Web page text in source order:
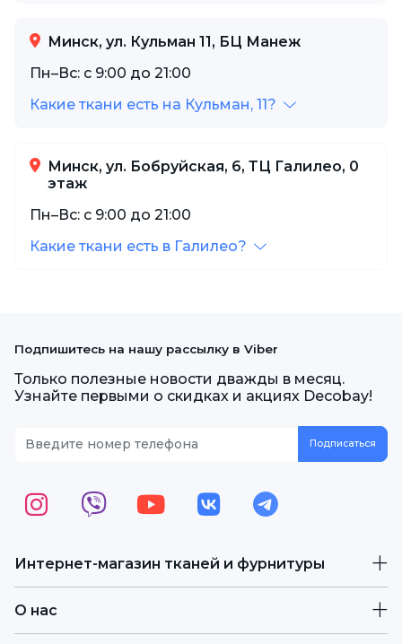
Минск, ул. Кульман 11, БЦ Манеж
Пн–Вс: с 9:00 до 21:00
Какие ткани есть на Кульман, 11?
Минск, ул. Бобруйская, 6, ТЦ Галилео, 0
этаж
Пн–Вс: с 9:00 до 21:00
Какие ткани есть в Галилео?
Интернет-магазин тканей и фурнитуры
О нас
Подпишитесь на нашу рассылку в Viber
Только полезные новости дважды в месяц.
Узнайте первыми о скидках и акциях Decobay!